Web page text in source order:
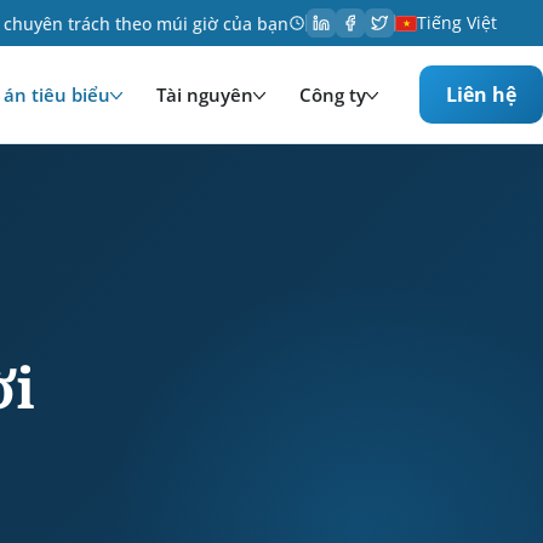
trách theo múi giờ của bạn Tiếng Việt
tiêu biểu Tài nguyên Công ty Liên hệ